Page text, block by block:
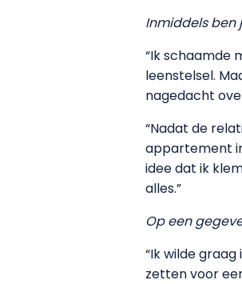
Inmiddels ben
“Ik schaamde
leenstelsel.
nagedacht
“Nadat de
appartement
idee dat ik
alles.”
Op een
“Ik wilde
zetten voor